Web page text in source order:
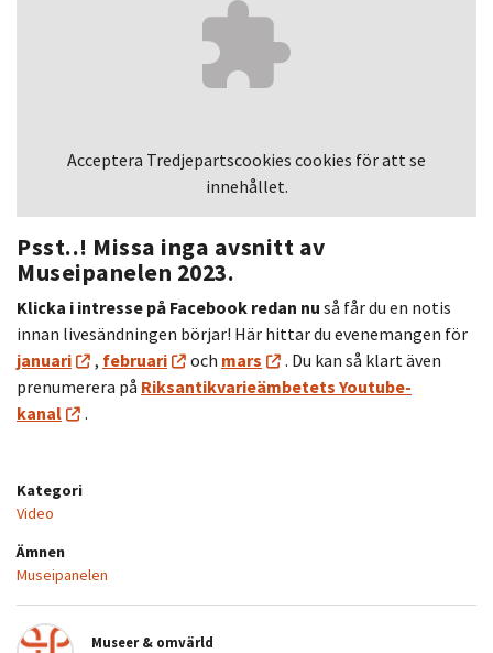
Acceptera Tredjepartscookies cookies för att se
innehållet.
Psst..! Missa inga avsnitt av
Museipanelen 2023.
Klicka i intresse på Facebook redan nu så får du en notis
innan livesändningen börjar! Här hittar du evenemangen för
januari
, februari och mars
. Du kan så klart även
prenumerera på Riksantikvarieämbetets Youtube-
kanal
.
Kategori
Video
Ämnen
Museipanelen
Museer & omvärld